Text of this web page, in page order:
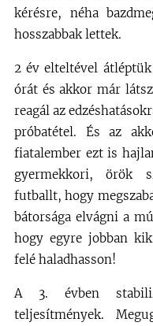
kérésre, néha
hosszabbak lettek.
2 év elteltével
órát és akkor már
reagál az
próbatétel. És az
fiatalember ezt is
gyermekkori, örök
futballt, hogy
bátorsága elvágni a
hogy egyre jobban
felé haladhasson!
A 3. évben
teljesítmények.